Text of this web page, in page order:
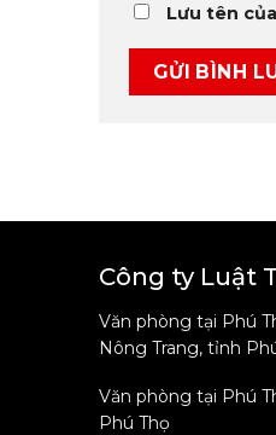
Lưu tên
Công ty Luật
Văn phòng tại Phú
Nông Trang, tỉnh
Văn phòng tại Phú
Phú Thọ